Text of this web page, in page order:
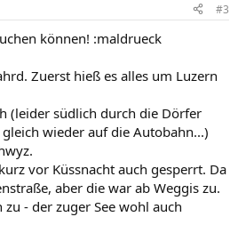
#3
können! :maldrueck
Zuerst hieß es alles um Luzern
(leider südlich durch die Dörfer
wieder auf die Autobahn...)
vor Küssnacht auch gesperrt. Da
aber die war ab Weggis zu.
- der zuger See wohl auch